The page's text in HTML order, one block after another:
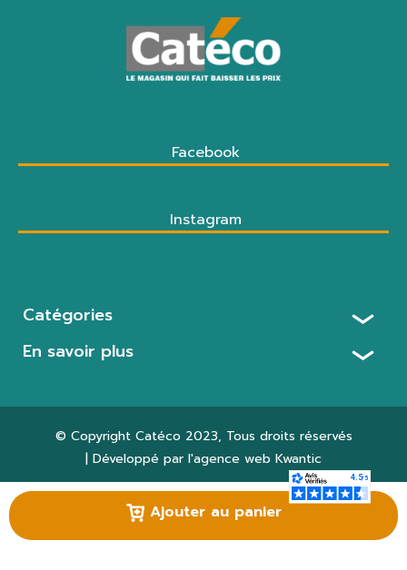
Ajouter au panier
Facebook
Instagram
Catégories
En savoir plus
© Copyright Catéco 2023, Tous droits réservés
| Développé par l'agence web Kwantic
Paramètres des cookies